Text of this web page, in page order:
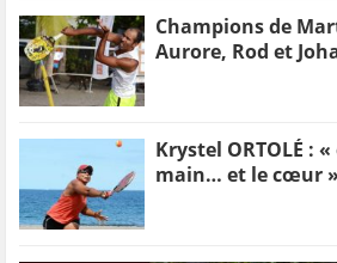
Champions de
Aurore, Rod et
Krystel ORTOLÉ :
main… et le cœur »